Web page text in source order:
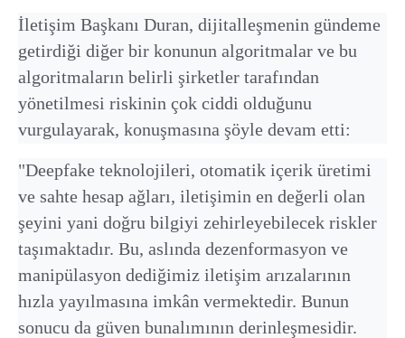
İletişim Başkanı Duran, dijitalleşmenin gündeme
getirdiği diğer bir konunun algoritmalar ve bu
algoritmaların belirli şirketler tarafından
yönetilmesi riskinin çok ciddi olduğunu
vurgulayarak, konuşmasına şöyle devam etti:
"Deepfake teknolojileri, otomatik içerik üretimi
ve sahte hesap ağları, iletişimin en değerli olan
şeyini yani doğru bilgiyi zehirleyebilecek riskler
taşımaktadır. Bu, aslında dezenformasyon ve
manipülasyon dediğimiz iletişim arızalarının
hızla yayılmasına imkân vermektedir. Bunun
sonucu da güven bunalımının derinleşmesidir.